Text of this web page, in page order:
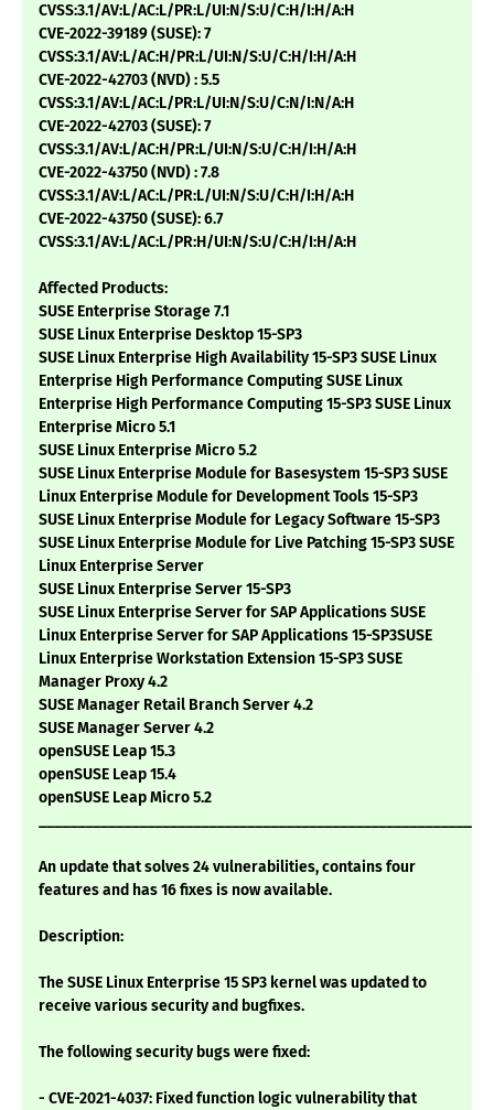
CVSS:3.1/AV:L/AC:L/PR:L/UI:N/S:U/C:H/I:H/A:H
CVE-2022-39189 (SUSE): 7
CVSS:3.1/AV:L/AC:H/PR:L/UI:N/S:U/C:H/I:H/A:H
CVE-2022-42703 (NVD) : 5.5
CVSS:3.1/AV:L/AC:L/PR:L/UI:N/S:U/C:N/I:N/A:H
CVE-2022-42703 (SUSE): 7
CVSS:3.1/AV:L/AC:H/PR:L/UI:N/S:U/C:H/I:H/A:H
CVE-2022-43750 (NVD) : 7.8
CVSS:3.1/AV:L/AC:L/PR:L/UI:N/S:U/C:H/I:H/A:H
CVE-2022-43750 (SUSE): 6.7
CVSS:3.1/AV:L/AC:L/PR:H/UI:N/S:U/C:H/I:H/A:H
Affected Products:
SUSE Enterprise Storage 7.1
SUSE Linux Enterprise Desktop 15-SP3
SUSE Linux Enterprise High Availability 15-SP3 SUSE Linux
Enterprise High Performance Computing SUSE Linux
Enterprise High Performance Computing 15-SP3 SUSE Linux
Enterprise Micro 5.1
SUSE Linux Enterprise Micro 5.2
SUSE Linux Enterprise Module for Basesystem 15-SP3 SUSE
Linux Enterprise Module for Development Tools 15-SP3
SUSE Linux Enterprise Module for Legacy Software 15-SP3
SUSE Linux Enterprise Module for Live Patching 15-SP3 SUSE
Linux Enterprise Server
SUSE Linux Enterprise Server 15-SP3
SUSE Linux Enterprise Server for SAP Applications SUSE
Linux Enterprise Server for SAP Applications 15-SP3SUSE
Linux Enterprise Workstation Extension 15-SP3 SUSE
Manager Proxy 4.2
SUSE Manager Retail Branch Server 4.2
SUSE Manager Server 4.2
openSUSE Leap 15.3
openSUSE Leap 15.4
openSUSE Leap Micro 5.2
An update that solves 24 vulnerabilities, contains four
features and has 16 fixes is now available.
Description:
The SUSE Linux Enterprise 15 SP3 kernel was updated to
receive various security and bugfixes.
The following security bugs were fixed:
- CVE-2021-4037: Fixed function logic vulnerability that